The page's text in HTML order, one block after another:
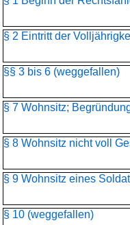
§ 2 Eintritt der
§§ 3 bis 6 (weggefallen)
§ 7 Wohnsitz;
§ 8 Wohnsitz nicht voll
§ 9 Wohnsitz eines
§ 10 (weggefallen)